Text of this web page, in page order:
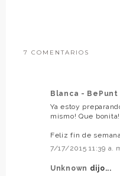
7 COMENTARIOS
Blanca - BePunt
Ya estoy
mismo! Que bonita!
Feliz fin de
7/17/2015 11:39 a.
Unknown dijo...